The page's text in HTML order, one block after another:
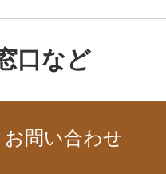
口など
お問い合わせ